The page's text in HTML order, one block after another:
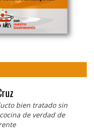
bien tratado sin
de verdad de